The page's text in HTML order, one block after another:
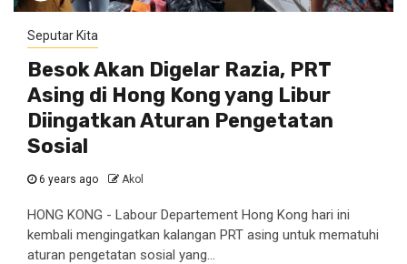
Seputar Kita
Besok Akan Digelar Razia, PRT
Asing di Hong Kong yang Libur
Diingatkan Aturan Pengetatan
Sosial
6 years ago Akol
HONG KONG - Labour Departement Hong Kong hari ini
kembali mengingatkan kalangan PRT asing untuk mematuhi
aturan pengetatan sosial yang...